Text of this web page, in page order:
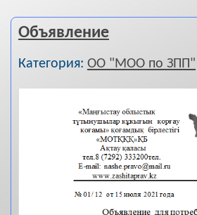
Объявление
Категория: ОО "МОО по ЗПП"